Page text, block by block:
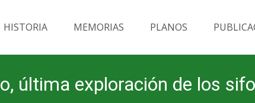
HISTORIA MEMORIAS PLANOS
última exploración de los